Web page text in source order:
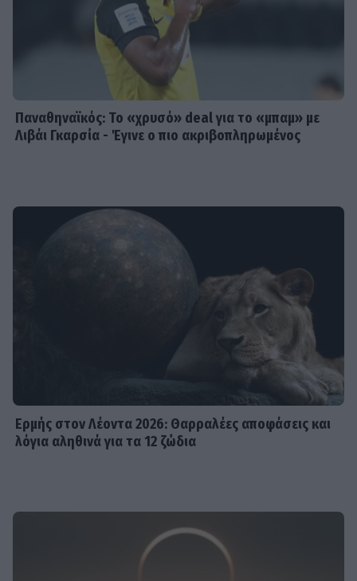
Παναθηναϊκός: Το «χρυσό» deal για το «μπαμ» με
Λιβάι Γκαρσία - Έγινε ο πιο ακριβοπληρωμένος
Ερμής στον Λέοντα 2026: Θαρραλέες αποφάσεις και
λόγια αληθινά για τα 12 ζώδια